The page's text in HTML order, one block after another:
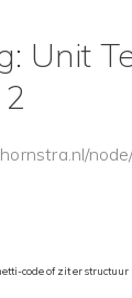
Unit
code of zit er structuur